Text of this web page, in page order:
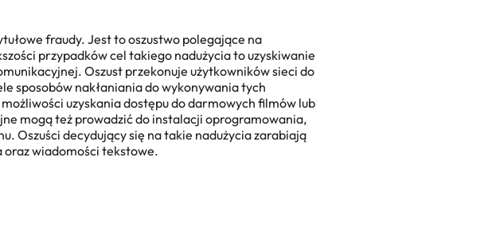
fraudy. Jest to oszustwo polegające na
przypadków cel takiego nadużycia to uzyskiwanie
Oszust przekonuje użytkowników sieci do
sposobów nakłaniania do wykonywania tych
uzyskania dostępu do darmowych filmów lub
mogą też prowadzić do instalacji oprogramowania,
Oszuści decydujący się na takie nadużycia zarabiają
oraz wiadomości tekstowe.